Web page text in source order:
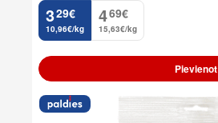
3
. 29€
10,96€/kg
4
. 69€
15,63€/kg
Pievienot